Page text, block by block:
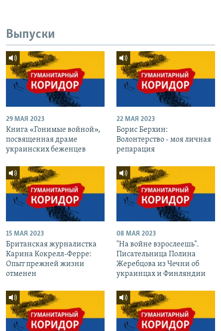
Выпуски
29 МАЯ 2023
Книга «Гонимые войной»,
посвященная драме
украинских беженцев
22 МАЯ 2023
Борис Берхин:
Волонтерство - моя личная
репарация
15 МАЯ 2023
Британская журналистка
Карина Кокрелл-Ферре:
Опыт прежней жизни
отменен
08 МАЯ 2023
"На войне взрослеешь".
Писательница Полина
Жеребцова из Чечни об
украинцах и Финляндии